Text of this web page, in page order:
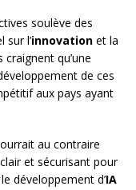
soulève des
sur l’innovation et la
qu’une
de ces
aux pays ayant
au contraire
et sécurisant pour
développement d’IA